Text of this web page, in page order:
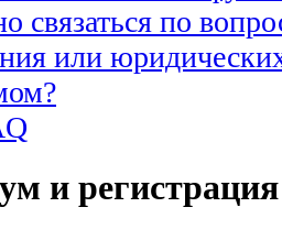
связаться по
или
и регистрация